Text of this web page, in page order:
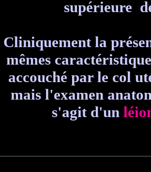
supérieure
Cliniquement la
mêmes
accouché par le col
mais l'examen
s'agit d'un